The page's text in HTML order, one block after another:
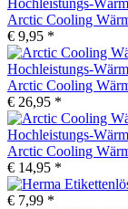
Arctic Cooling
€ 9,95 *
Arctic Cooling
€ 26,95 *
Arctic Cooling
€ 14,95 *
€ 7,99 *